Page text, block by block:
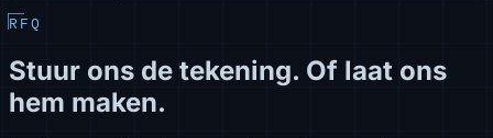
RFQ
Stuur ons de tekening. Of laat ons
hem maken.